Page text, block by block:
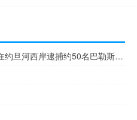
巴勒斯坦囚犯协会：以军夜间在约旦河西岸逮捕约50名巴勒斯坦人